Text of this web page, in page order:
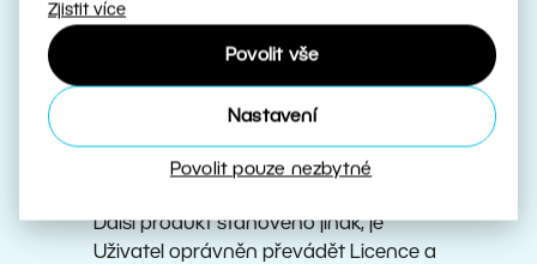
Zjistit více
Povolit vše
Nastavení
Povolit pouze nezbytné
„uživatel“ či „licence“). Odpovídající
z kontextu a nemá vliv na platnost
ustanovení Smlouvy. V případě
nejasností při provedení Úkonu se
může Uživatel obrátit na Zoner.
Další produkt stanoveno jinak, je
Uživatel oprávněn převádět Licence a